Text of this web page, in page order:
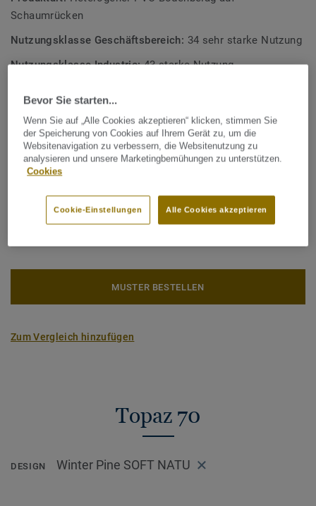
Schaumrücken
Nutzungsklasse Geschäftsbereich: 34 sehr starke Nutzung
Nutzungsklasse Industrie:43 starke Nutzung
Gesamtstärke:2,50 mm
Rolle (3 Art.)
5.95 kg CO
2
CO2 FUSSABDRUCK BERECHNEN
MUSTER BESTELLEN
Zum Vergleich hinzufügen
Topaz 70
DESIGN Winter Pine SOFT NATU
Bevor Sie starten...
Wenn Sie auf „Alle Cookies akzeptieren“ klicken, stimmen Sie
der Speicherung von Cookies auf Ihrem Gerät zu, um die
Websitenavigation zu verbessern, die Websitenutzung zu
analysieren und unsere Marketingbemühungen zu unterstützen.
Cookies
Alle Cookies akzeptieren
Cookie-Einstellungen